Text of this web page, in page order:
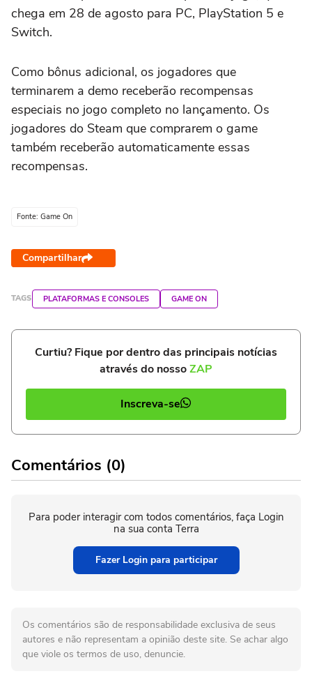
chega em 28 de agosto para PC, PlayStation 5 e
Switch.
Como bônus adicional, os jogadores que
terminarem a demo receberão recompensas
especiais no jogo completo no lançamento. Os
jogadores do Steam que comprarem o game
também receberão automaticamente essas
recompensas.
Fonte: Game On
Compartilhar
TAGS PLATAFORMAS E CONSOLES GAME ON
Curtiu? Fique por dentro das principais notícias
através do nossoZAP
Inscreva-se
Comentários (0)
Para poder interagir com todos comentários, faça Login
na sua conta Terra
Fazer Login para participar
Os comentários são de responsabilidade exclusiva de seus
autores e não representam a opinião deste site. Se achar algo
que viole os termos de uso, denuncie.